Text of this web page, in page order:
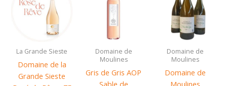
La Grande Sieste
Domaine de la
Grande Sieste
Domaine de
Moulines
Gris de Gris AOP
Domaine de
Moulines
Domaine de